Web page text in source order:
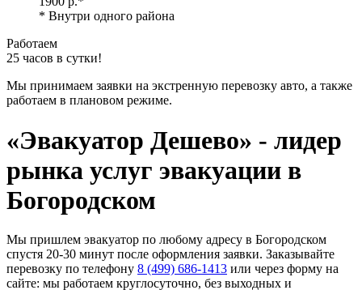
* Внутри одного района
Работаем
25 часов в сутки!
Мы принимаем заявки на экстренную перевозку авто, а также
работаем в плановом режиме.
«Эвакуатор Дешево» - лидер
рынка услуг эвакуации в
Богородском
Мы пришлем эвакуатор по любому адресу в Богородском
спустя 20-30 минут после оформления заявки. Заказывайте
перевозку по телефону 8 (499) 686-1413 или через форму на
сайте: мы работаем круглосуточно, без выходных и